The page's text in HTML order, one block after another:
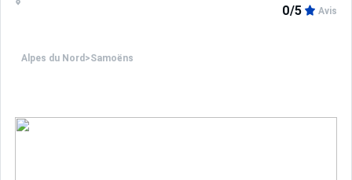
Alpes du Nord >Samoëns
0/5 Avis